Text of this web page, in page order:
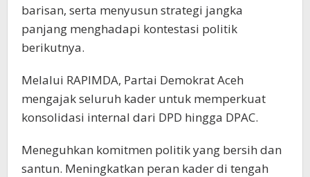
barisan, serta menyusun strategi jangka
panjang menghadapi kontestasi politik
berikutnya.
Melalui RAPIMDA, Partai Demokrat Aceh
mengajak seluruh kader untuk memperkuat
konsolidasi internal dari DPD hingga DPAC.
Meneguhkan komitmen politik yang bersih dan
santun. Meningkatkan peran kader di tengah